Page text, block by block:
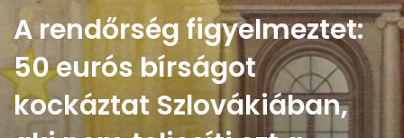
A rendőrség figyelmeztet:
50 eurós bírságot
kockáztat Szlovákiában,